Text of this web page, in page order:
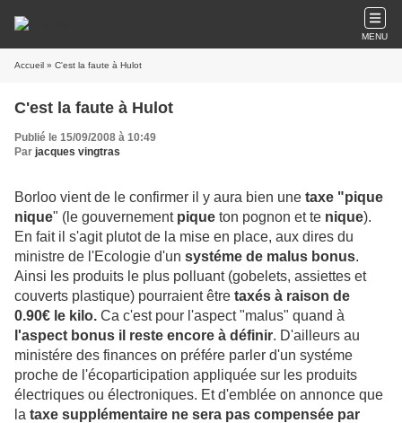
MENU
Accueil » C'est la faute à Hulot
C'est la faute à Hulot
Publié le 15/09/2008 à 10:49
Par jacques vingtras
Borloo vient de le confirmer il y aura bien une taxe "pique
nique" (le gouvernement pique ton pognon et te nique).
En fait il s'agit plutot de la mise en place, aux dires du
ministre de l'Ecologie d'un systéme de malus bonus.
Ainsi les produits le plus polluant (gobelets, assiettes et
couverts plastique) pourraient être taxés à raison de
0.90€ le kilo. Ca c'est pour l'aspect "malus" quand à
l'aspect bonus il reste encore à définir. D'ailleurs au
ministére des finances on préfére parler d'un systéme
proche de l'écoparticipation appliquée sur les produits
électriques ou électroniques. Et d'emblée on annonce que
la taxe supplémentaire ne sera pas compensée par